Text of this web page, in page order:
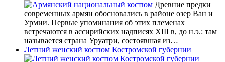
Древние предки
современных армян обосновались в районе озер Ван и
Урмии. Первые упоминания об этих племенах
встречаются в ассирийских надписях XIII в, до н.э.: там
называется страна Уруатри, состоявшая из…
Летний женский костюм Костромской губернии